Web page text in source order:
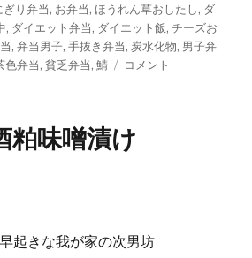
グ
ぎり弁当, お弁当,ほうれん草おしたし, ダ
, ダイエット弁当, ダイエット飯,チーズお
,弁当男子,手抜き弁当,炭水化物, 男子弁
色弁当,貧乏弁当,鯖
鯖
げ
と
当
コメント
粕味噌漬け
起きな我が家の次男坊